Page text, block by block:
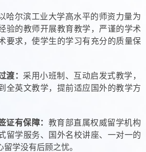
哈尔滨工业大学高水平的师资力量为
验的教师开展教育教学，严谨的学术
要求，使学生的学习有充分的质量保
渡： 采用小班制、互动启发式教学，
全英文教学，提前适应国外的教学方
证有保障： 教育部直属权威留学机构
留学服务、国外名校讲座、一对一的
学没有后顾之忧。